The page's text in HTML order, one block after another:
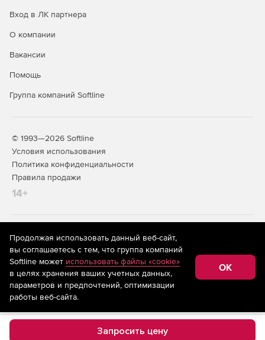
Запросить цену
Вход в ЛК партнера
О компании
Вакансии
Помощь
Группа компаний Softline
© 1993—2026 Softline
Условия использования
Политика конфиденциальности
Правила продажи
14+
На информационном ресурсе store.softline.ru применяются
рекомендательные технологии
(информационные технологии
предоставления информации на основе сбора,
систематизации и анализа сведений, относящихся к
предпочтениям пользователей сети «Интернет»,
находящихся на территории Российской Федерации)
Продолжая использовать данный веб-сайт,
вы соглашаетесь с тем, что группа компаний
Softline может использовать файлы «cookie»
в целях хранения ваших учетных данных,
параметров и предпочтений, оптимизации
работы веб-сайта.
OK